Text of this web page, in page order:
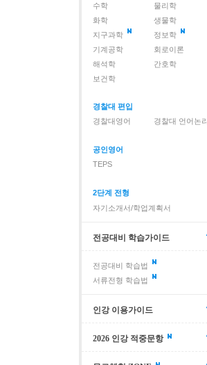
수학
물리학
화학
생물학
지구과학
정보학
기계공학
회로이론
해석학
간호학
보건학
경찰대 편입
경찰대영어
경찰대 언어논리
공인영어
TEPS
2단계 전형
자기소개서/학업계획서
전공대비 학습가이드
전공대비 학습법
서류전형 학습법
인강 이용가이드
2026 인강 적중문항